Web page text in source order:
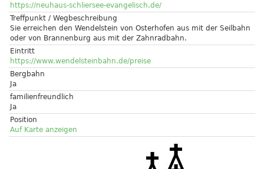
https://neuhaus-schliersee-evangelisch.de/
Treffpunkt / Wegbeschreibung
Sie erreichen den Wendelstein von Osterhofen aus mit der Seilbahn
oder von Brannenburg aus mit der Zahnradbahn.
Eintritt
https://www.wendelsteinbahn.de/preise
Bergbahn
Ja
familienfreundlich
Ja
Position
Auf Karte anzeigen